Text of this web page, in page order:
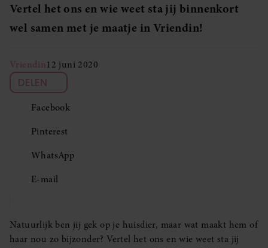
Vertel het ons en wie weet sta jij binnenkort
wel samen met je maatje in Vriendin!
Vriendin12 juni 2020
DELEN
Facebook
Pinterest
WhatsApp
E-mail
Natuurlijk ben jij gek op je huisdier, maar wat maakt hem of
haar nou zo bijzonder? Vertel het ons en wie weet sta jij